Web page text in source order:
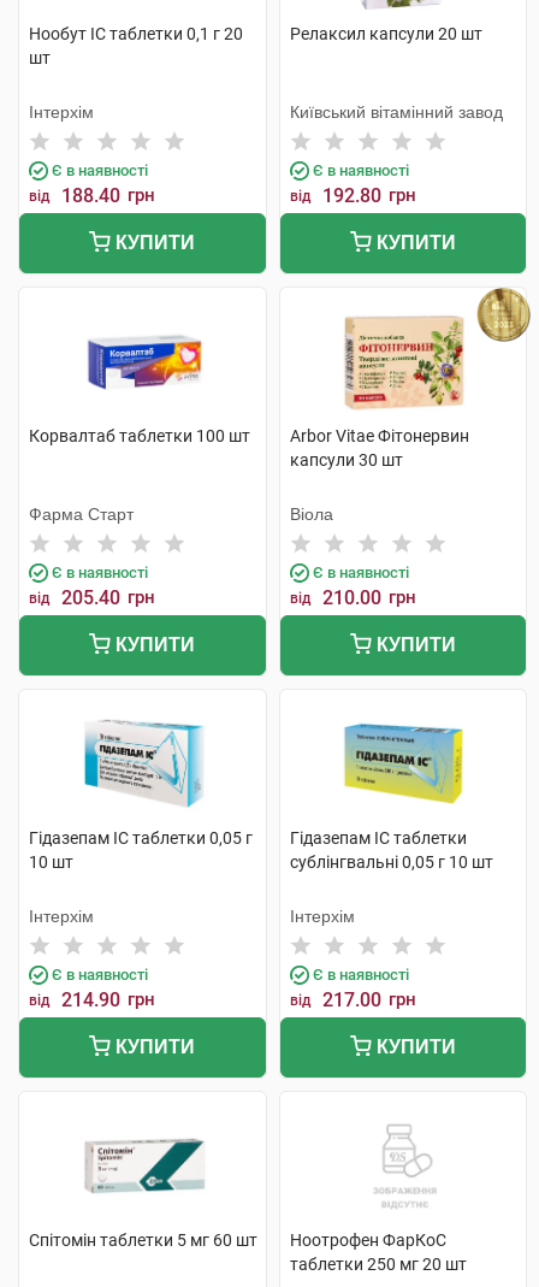
Нообут ІС таблетки 0,1 г 20
шт
Інтерхім
Є в наявності
від 188.40 грн
КУПИТИ
Релаксил капсули 20 шт
Київський вітамінний завод
Є в наявності
від 192.80 грн
КУПИТИ
Корвалтаб таблетки 100 шт
Фарма Старт
Є в наявності
від 205.40 грн
КУПИТИ
Arbor Vitae Фітонервин
капсули 30 шт
Віола
Є в наявності
від 210.00 грн
КУПИТИ
Гідазепам IC таблетки 0,05 г
10 шт
Інтерхім
Є в наявності
від 214.90 грн
КУПИТИ
Гідазепам IC таблетки
сублінгвальні 0,05 г 10 шт
Інтерхім
Є в наявності
від 217.00 грн
КУПИТИ
Спітомін таблетки 5 мг 60 шт
Ноотрофен ФарКоС
таблетки 250 мг 20 шт